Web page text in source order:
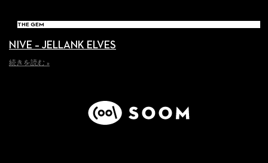
THE GEM
NIVE – JELLANK ELVES
続きを読む »